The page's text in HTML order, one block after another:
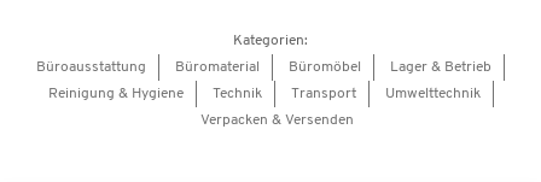
Kategorien:
Büroausstattung
Büromaterial Büromöbel
Lager & Betrieb
Reinigung & Hygiene
Technik Transport
Umwelttechnik
Verpacken & Versenden